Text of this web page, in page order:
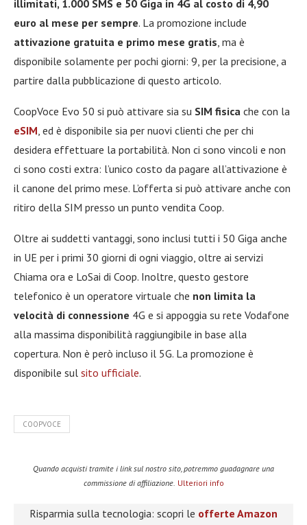
illimitati, 1.000 SMS e 50 Giga in 4G al costo di 4,90
euro al mese per sempre. La promozione include
attivazione gratuita e primo mese gratis, ma è
disponibile solamente per pochi giorni: 9, per la precisione, a
partire dalla pubblicazione di questo articolo.
CoopVoce Evo 50 si può attivare sia su SIM fisica che con la
eSIM, ed è disponibile sia per nuovi clienti che per chi
desidera effettuare la portabilità. Non ci sono vincoli e non
ci sono costi extra: l’unico costo da pagare all’attivazione è
il canone del primo mese. L’offerta si può attivare anche con
ritiro della SIM presso un punto vendita Coop.
Oltre ai suddetti vantaggi, sono inclusi tutti i 50 Giga anche
in UE per i primi 30 giorni di ogni viaggio, oltre ai servizi
Chiama ora e LoSai di Coop. Inoltre, questo gestore
telefonico è un operatore virtuale che non limita la
velocità di connessione 4G e si appoggia su rete Vodafone
alla massima disponibilità raggiungibile in base alla
copertura. Non è però incluso il 5G. La promozione è
disponibile sul sito ufficiale.
COOPVOCE
Quando acquisti tramite i link sul nostro sito, potremmo guadagnare una
commissione di affiliazione. Ulteriori info
Risparmia sulla tecnologia: scopri le offerte Amazon